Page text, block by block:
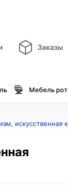
Заказы
Мебель
искусственная